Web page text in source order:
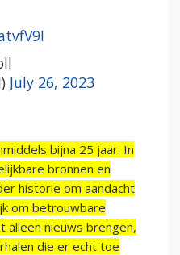
July 26, 2023
bijna 25 jaar. In
bronnen en
historie om aandacht
om betrouwbare
alleen nieuws brengen,
die er echt toe